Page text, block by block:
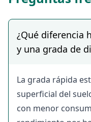
con el propietario.
Tipos de
alquiler
En BUEYDU
¿Qué diferencia
y una grada de
La grada rápida
superficial del
con menor